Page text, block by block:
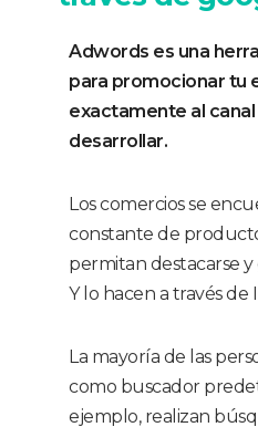
Adwords es una
para promocionar tu
exactamente al
desarrollar.
Los comercios se
constante de
permitan destacarse
Y lo hacen a través de
La mayoría de las
como buscador
ejemplo, realizan